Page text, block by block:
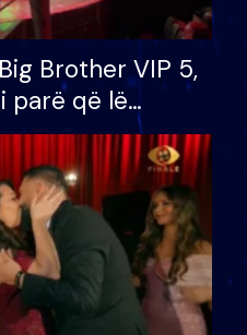
Brother VIP 5,
parë që lë
mundësinë për